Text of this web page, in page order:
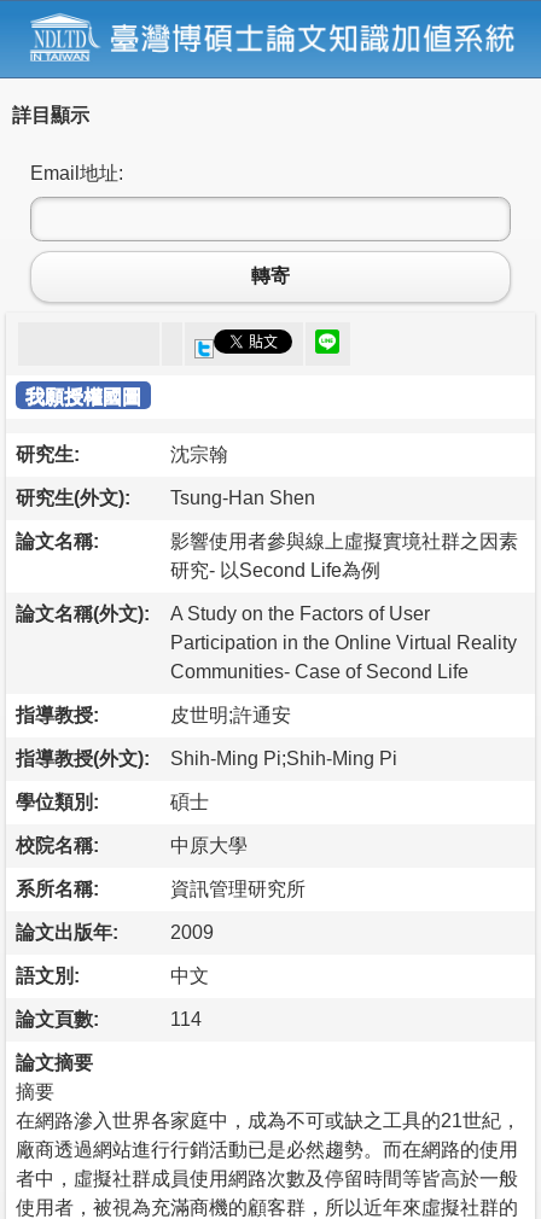
詳目顯示
Email地址:
轉寄
我願授權國圖
研究生: 沈宗翰
研究生(外文): Tsung-Han Shen
論文名稱:
影響使用者參與線上虛擬實境社群之因素
研究- 以Second Life為例
論文名稱(外文):
A Study on the Factors of User
Participation in the Online Virtual Reality
Communities- Case of Second Life
指導教授: 皮世明;許通安
指導教授(外文): Shih-Ming Pi;Shih-Ming Pi
學位類別: 碩士
校院名稱: 中原大學
系所名稱: 資訊管理研究所
論文出版年: 2009
語文別: 中文
論文頁數: 114
論文摘要
摘要
在網路滲入世界各家庭中，成為不可或缺之工具的21世紀，
廠商透過網站進行行銷活動已是必然趨勢。而在網路的使用
者中，虛擬社群成員使用網路次數及停留時間等皆高於一般
使用者，被視為充滿商機的顧客群，所以近年來虛擬社群的